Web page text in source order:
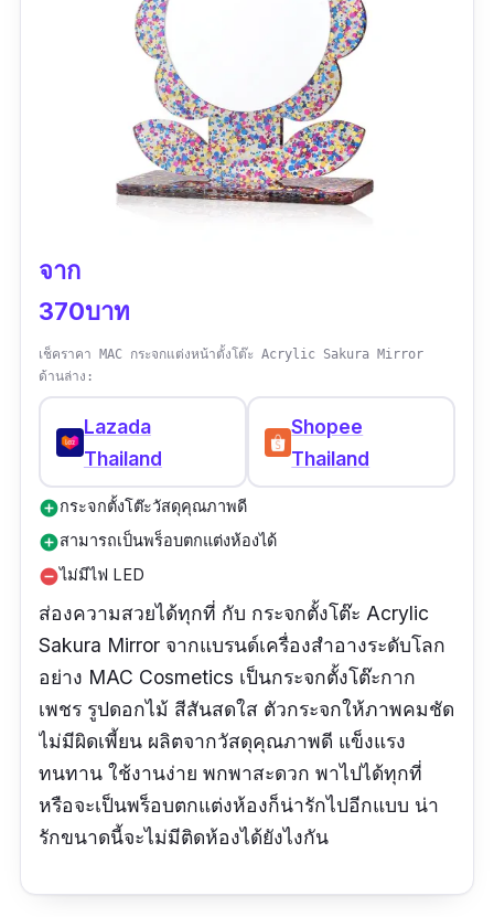
จาก
370บาท
เช็คราคา MAC กระจกแต่งหน้าตั้งโต๊ะ Acrylic Sakura Mirror
ด้านล่าง:
Lazada
Thailand
Shopee
Thailand
add_circleกระจกตั้งโต๊ะวัสดุคุณภาพดี
add_circleสามารถเป็นพร็อบตกแต่งห้องได้
remove_circleไม่มีไฟ LED
ส่องความสวยได้ทุกที่ กับ กระจกตั้งโต๊ะ Acrylic
Sakura Mirror จากแบรนด์เครื่องสำอางระดับโลก
อย่าง MAC Cosmetics เป็นกระจกตั้งโต๊ะกาก
เพชร รูปดอกไม้ สีสันสดใส ตัวกระจกให้ภาพคมชัด
ไม่มีผิดเพี้ยน ผลิตจากวัสดุคุณภาพดี แข็งแรง
ทนทาน ใช้งานง่าย พกพาสะดวก พาไปได้ทุกที่
หรือจะเป็นพร็อบตกแต่งห้องก็น่ารักไปอีกแบบ น่า
รักขนาดนี้จะไม่มีติดห้องได้ยังไงกัน